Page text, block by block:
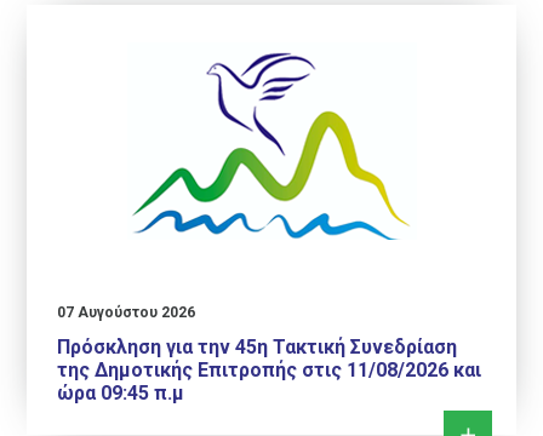
07 Αυγούστου 2026
Πρόσκληση για την 45η Τακτική Συνεδρίαση
της Δημοτικής Επιτροπής στις 11/08/2026 και
ώρα 09:45 π.μ